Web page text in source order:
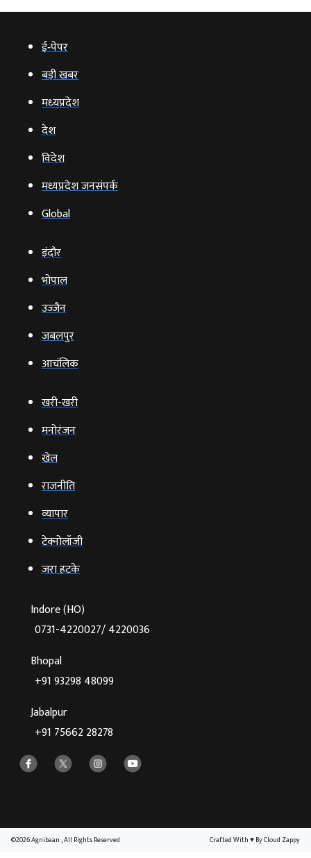
ई‑पेपर
बड़ी खबर
मध्‍यप्रदेश
देश
विदेश
मध्यप्रदेश जनसंपर्क
Global
इंदौर
भोपाल
उज्‍जैन
जबलपुर
आचंलिक
खरी-खरी
मनोरंजन
खेल
राजनीति
व्‍यापार
टेक्‍नोलॉजी
ज़रा हटके
Indore (HO)
0731-4220027/ 4220036
Bhopal
+91 93298 48099
Jabalpur
+91 75662 28278
©2026 Agnibaan , All Rights Reserved Crafted With♥By Cloud Zappy